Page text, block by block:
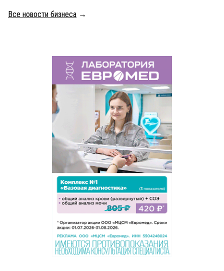
Все новости бизнеса →